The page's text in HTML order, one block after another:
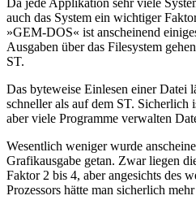
Da jede Applikation sehr viele
auch das System ein wichtiger
»GEM-DOS« ist anscheinend
Ausgaben über das Filesystem
ST.
Das byteweise Einlesen einer Datei
schneller als auf dem ST. Sicherlich
aber viele Programme verwalten
Wesentlich weniger wurde
Grafikausgabe getan. Zwar liegen
Faktor 2 bis 4, aber angesichts des
Prozessors hätte man sicherlich